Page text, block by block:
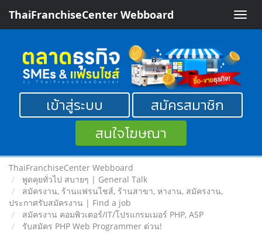
Toggle
ThaiFranchiseCenter Webboard
เข้าสู่ระบบ
สมัครสมาชิก
สนใจโฆษณา
ThaiFranchiseCenter Webboard
พูดคุยทั่วไป สบายๆ | General Talk
สมัครงาน, ร้านแฟรนไชส์, ร้านสาขา, หางาน, สมัครงาน,
ประกาศรับสมัครงาน | Find a job
สมัครงาน คอมพิวเตอร์/IT/โปรแกรมเมอร์ PHP, ASP
รับสมัคร PHP Web Programmer ด่วน!